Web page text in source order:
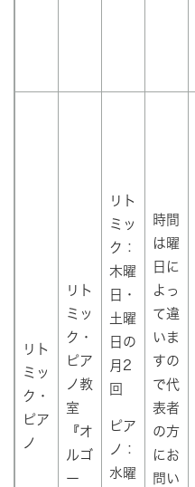
リト
ミッ
ク・
ピア
ノ
リト
ミッ
ク・
ピア
ノ教
室
『オ
ルゴ
ー
リト
ミッ
ク：
木曜
日・
土曜
日の
月2
回
ピア
ノ：
水曜
時間
は曜
日に
よっ
て違
いま
すの
で代
表者
の方
にお
問い